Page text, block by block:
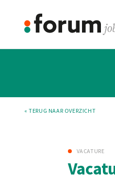
« TERUG NAAR OVERZICHT
VACATURE